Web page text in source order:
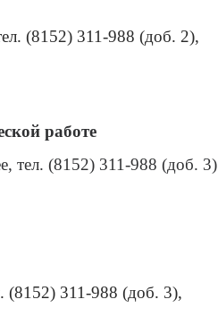
(8152) 311-988 (доб. 2),
работе
тел. (8152) 311-988 (доб. 3)
(8152) 311-988 (доб. 3),